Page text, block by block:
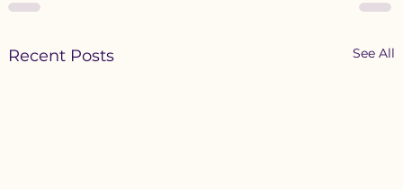
Recent Posts See All